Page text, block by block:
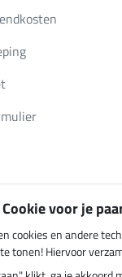
voor je
cookies en andere
tonen! Hiervoor